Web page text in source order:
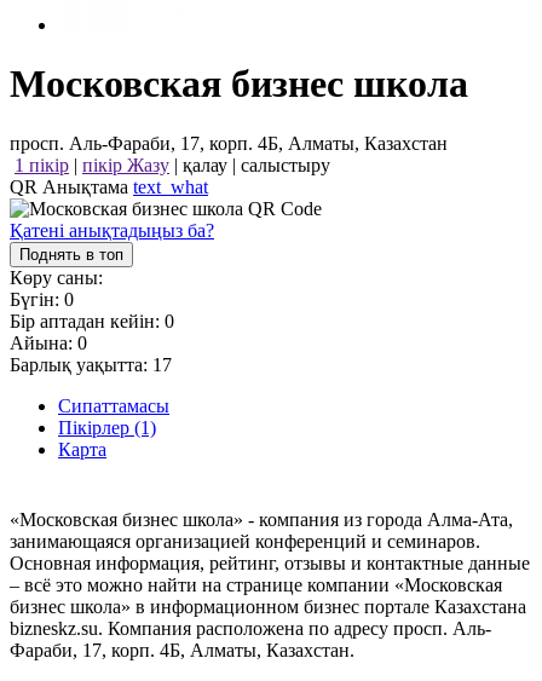
Московская бизнес школа
просп. Аль-Фараби, 17, корп. 4Б, Алматы, Казахстан
1 пікір | пікір Жазу | қалау | салыстыру
QR Анықтама text_what
Қатені анықтадыңыз ба?
Поднять в топ
Көру саны:
Бүгін: 0
Бір аптадан кейін: 0
Айына: 0
Барлық уақытта: 17
Сипаттамасы
Пікірлер (1)
Карта
«Московская бизнес школа» - компания из города Алма-Ата,
занимающаяся организацией конференций и семинаров.
Основная информация, рейтинг, отзывы и контактные данные
– всё это можно найти на странице компании «Московская
бизнес школа» в информационном бизнес портале Казахстана
bizneskz.su. Компания расположена по адресу просп. Аль-
Фараби, 17, корп. 4Б, Алматы, Казахстан.